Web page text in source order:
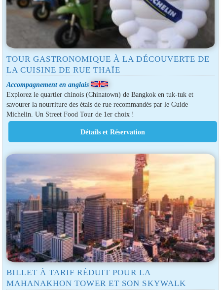
TOUR GASTRONOMIQUE À LA DÉCOUVERTE DE
LA CUISINE DE RUE THAÏE
Accompagnement en anglais
Explorez le quartier chinois (Chinatown) de Bangkok en tuk-tuk et
savourer la nourriture des étals de rue recommandés par le Guide
Michelin. Un Street Food Tour de 1er choix !
BILLET À TARIF RÉDUIT POUR LA
MAHANAKHON TOWER ET SON SKYWALK